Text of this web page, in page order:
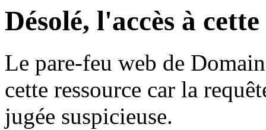
Désolé, l'accès à
Le pare-feu web de
cette ressource car la
jugée suspicieuse.